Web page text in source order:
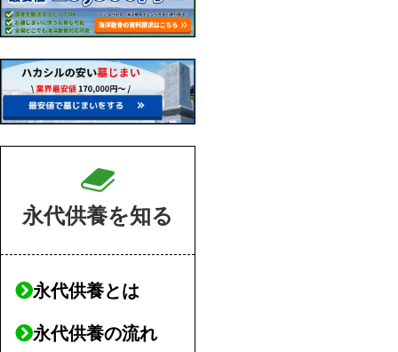
永代供養を知る
永代供養とは
永代供養の流れ